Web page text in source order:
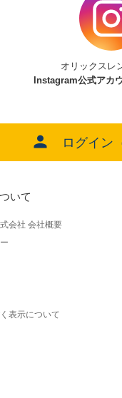
オリックスレ
Instagram公式アカ
ログイン
いて
会社 会社概要
表示について